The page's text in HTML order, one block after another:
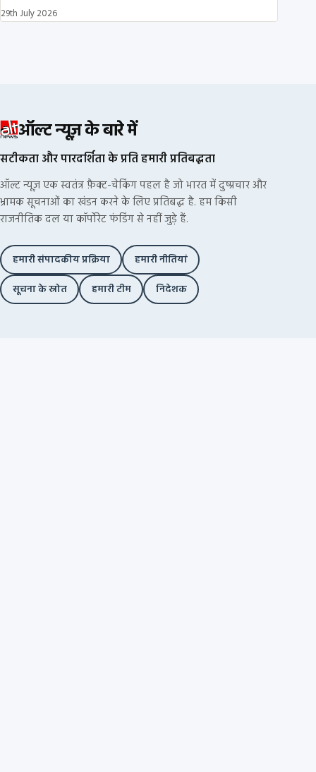
29th July 2026
ऑल्ट न्यूज़ के बारे में
सटीकता और पारदर्शिता के प्रति हमारी प्रतिबद्धता
ऑल्ट न्यूज़ एक स्वतंत्र फ़ैक्ट-चेकिंग पहल है जो भारत में दुष्प्रचार और
भ्रामक सूचनाओं का खंडन करने के लिए प्रतिबद्ध है. हम किसी
राजनीतिक दल या कॉर्पोरेट फंडिंग से नहीं जुड़े हैं.
हमारी संपादकीय प्रक्रिया
हमारी नीतियां
सूचना के स्रोत
हमारी टीम निदेशक